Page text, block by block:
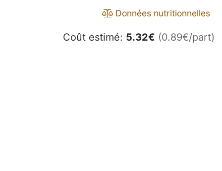
Données nutritionnelles
Coût estimé: 5.32€ (0.89€/part)